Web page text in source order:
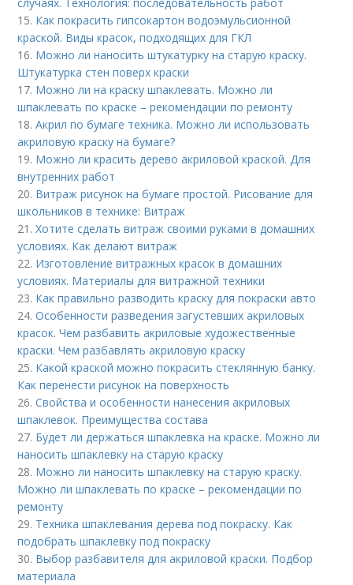
15. Как покрасить гипсокартон водоэмульсионной
краской. Виды красок, подходящих для ГКЛ
16. Можно ли наносить штукатурку на старую краску.
Штукатурка стен поверх краски
17. Можно ли на краску шпаклевать. Можно ли
шпаклевать по краске – рекомендации по ремонту
18.Акрил по бумаге техника. Можно ли использовать
акриловую краску на бумаге?
19. Можно ли красить дерево акриловой краской. Для
внутренних работ
20. Витраж рисунок на бумаге простой. Рисование для
школьников в технике: Витраж
21.Хотите сделать витраж своими руками в домашних
условиях. Как делают витраж
22. Изготовление витражных красок в домашних
условиях. Материалы для витражной техники
23. Как правильно разводить краску для покраски авто
24.Особенности разведения загустевших акриловых
красок. Чем разбавить акриловые художественные
краски. Чем разбавлять акриловую краску
25. Какой краской можно покрасить стеклянную банку.
Как перенести рисунок на поверхность
26.Свойства и особенности нанесения акриловых
шпаклевок. Преимущества состава
27. Будет ли держаться шпаклевка на краске. Можно ли
наносить шпаклевку на старую краску
28. Можно ли наносить шпаклевку на старую краску.
Можно ли шпаклевать по краске – рекомендации по
ремонту
29. Техника шпаклевания дерева под покраску. Как
подобрать шпаклевку под покраску
30. Выбор разбавителя для акриловой краски. Подбор
материала